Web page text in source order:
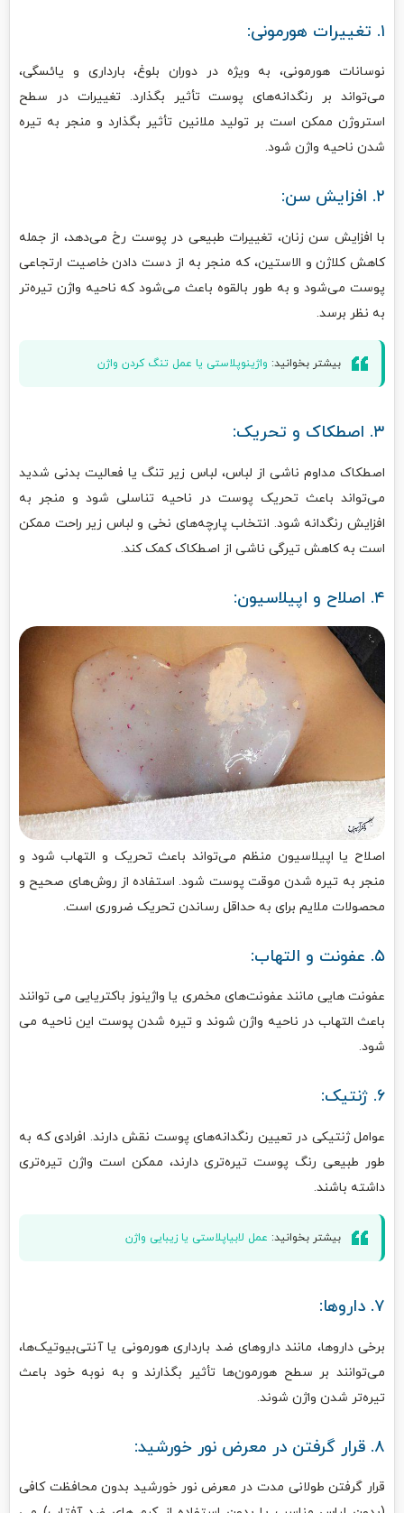
۱. تغییرات هورمونی:
نوسانات هورمونی، به ویژه در دوران بلوغ، بارداری و یائسگی،
می‌تواند بر رنگدانه‌های پوست تأثیر بگذارد. تغییرات در سطح
استروژن ممکن است بر تولید ملانین تأثیر بگذارد و منجر به تیره
شدن ناحیه واژن شود.
۲. افزایش سن:
با افزایش سن زنان، تغییرات طبیعی در پوست رخ می‌دهد، از جمله
کاهش کلاژن و الاستین، که منجر به از دست دادن خاصیت ارتجاعی
پوست می‌شود و به طور بالقوه باعث می‌شود که ناحیه واژن تیره‌تر
به نظر برسد.
بیشتر بخوانید: واژینوپلاستی یا عمل تنگ کردن واژن
۳. اصطکاک و تحریک:
اصطکاک مداوم ناشی از لباس، لباس زیر تنگ یا فعالیت بدنی شدید
می‌تواند باعث تحریک پوست در ناحیه تناسلی شود و منجر به
افزایش رنگدانه شود. انتخاب پارچه‌های نخی و لباس زیر راحت ممکن
است به کاهش تیرگی ناشی از اصطکاک کمک کند.
۴. اصلاح و اپیلاسیون:
اصلاح یا اپیلاسیون منظم می‌تواند باعث تحریک و التهاب شود و
منجر به تیره شدن موقت پوست شود. استفاده از روش‌های صحیح و
محصولات ملایم برای به حداقل رساندن تحریک ضروری است.
۵. عفونت و التهاب:
عفونت هایی مانند عفونت‌های مخمری یا واژینوز باکتریایی می توانند
باعث التهاب در ناحیه واژن شوند و تیره شدن پوست این ناحیه می
شود.
۶. ژنتیک:
عوامل ژنتیکی در تعیین رنگدانه‌های پوست نقش دارند. افرادی که به
طور طبیعی رنگ پوست تیره‌تری دارند، ممکن است واژن تیره‌تری
داشته باشند.
بیشتر بخوانید: عمل لابیاپلاستی یا زیبایی واژن
۷. داروها:
برخی داروها، مانند داروهای ضد بارداری هورمونی یا آنتی‌بیوتیک‌ها،
می‌توانند بر سطح هورمون‌ها تأثیر بگذارند و به نوبه خود باعث
تیره‌تر شدن واژن شوند.
۸. قرار گرفتن در معرض نور خورشید:
قرار گرفتن طولانی مدت در معرض نور خورشید بدون محافظت کافی